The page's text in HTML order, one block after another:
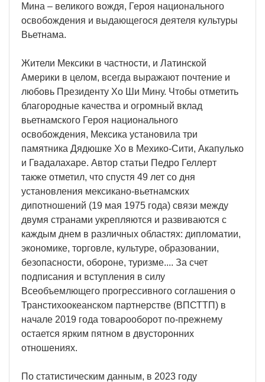
Мина – великого вождя, Героя национального
освобождения и выдающегося деятеля культуры
Вьетнама.
Жители Мексики в частности, и Латинской
Америки в целом, всегда выражают почтение и
любовь Президенту Хо Ши Мину. Чтобы отметить
благородные качества и огромный вклад
вьетнамского Героя национального
освобождения, Мексика установила три
памятника Дядюшке Хо в Мехико-Сити, Акапулько
и Гвадалахаре. Автор статьи Педро Геллерт
также отметил, что спустя 49 лет со дня
установления мексикано-вьетнамских
дипотношений (19 мая 1975 года) связи между
двумя странами укрепляются и развиваются с
каждым днем в различных областях: дипломатии,
экономике, торговле, культуре, образовании,
безопасности, обороне, туризме.... За счет
подписания и вступления в силу
Всеобъемлющего прогрессивного соглашения о
Транстихоокеанском партнерстве (ВПСТТП) в
начале 2019 года товарооборот по-прежнему
остается ярким пятном в двусторонних
отношениях.
По статистическим данным, в 2023 году